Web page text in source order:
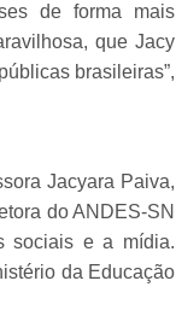
de forma mais
que Jacy
brasileiras”,
Jacyara Paiva,
do ANDES-SN
sociais e a mídia.
da Educação